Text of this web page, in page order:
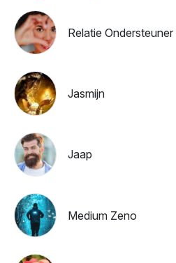
Jasmijn
Jaap
Medium Zeno